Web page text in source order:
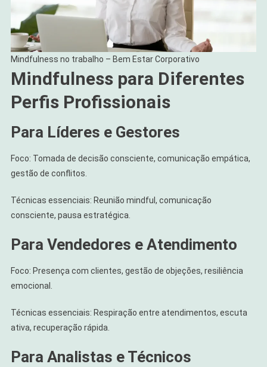
Mindfulness no trabalho – Bem Estar Corporativo
Mindfulness para Diferentes
Perfis Profissionais
Para Líderes e Gestores
Foco: Tomada de decisão consciente, comunicação empática,
gestão de conflitos.
Técnicas essenciais: Reunião mindful, comunicação
consciente, pausa estratégica.
Para Vendedores e Atendimento
Foco: Presença com clientes, gestão de objeções, resiliência
emocional.
Técnicas essenciais: Respiração entre atendimentos, escuta
ativa, recuperação rápida.
Para Analistas e Técnicos